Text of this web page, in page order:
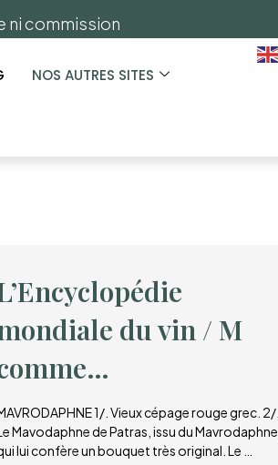
ni commission
NOS AUTRES SITES
du vin / M
1/. Vieux cépage rouge grec. 2/.
Mavodaphne de Patras, issu du Mavrodaphne,
lui confère un bouquet très original. Le …